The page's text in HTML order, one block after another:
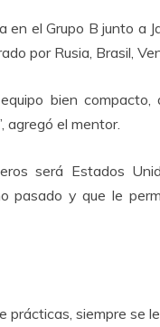
en el Grupo B junto a
por Rusia, Brasil,
bien
agregó el mentor.
será Estados
pasado y que le
siempre se